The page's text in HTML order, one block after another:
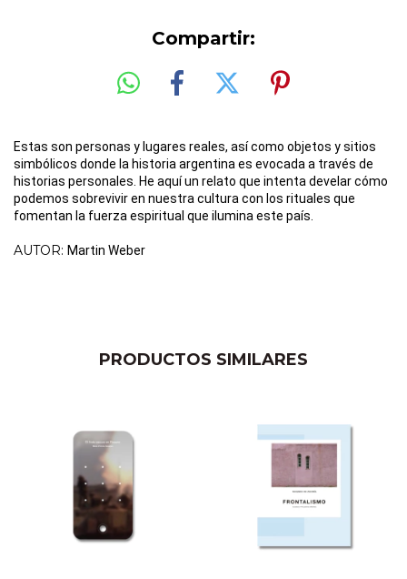
Compartir:
Estas son personas y lugares reales, así como objetos y sitios
simbólicos donde la historia argentina es evocada a través de
historias personales. He aquí un relato que intenta develar cómo
podemos sobrevivir en nuestra cultura con los rituales que
fomentan la fuerza espiritual que ilumina este país.
AUTOR: Martin Weber
PRODUCTOS SIMILARES